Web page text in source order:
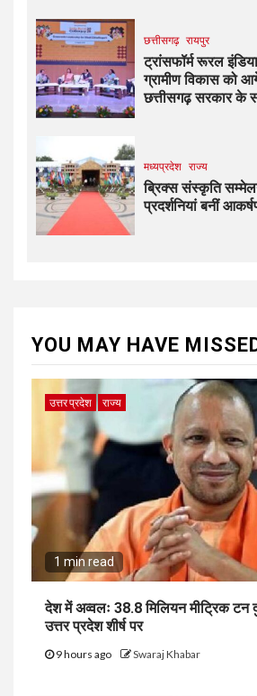
छत्तीसगढ़ रायपुर
ट्रांसफॉर्म रूरल
ग्रामीण विकास को
छत्तीसगढ़ सरकार के
मध्यप्रदेश राज्य
ब्रिक्स संस्कृति
प्रदर्शनियां बनीं
YOU MAY HAVE
उत्तर प्रदेश राज्य
1 min read
देश में अव्वलः 38.8 मिलियन मीट्रिक टन
उत्तर प्रदेश शीर्ष पर
9 hours ago Swaraj Khabar